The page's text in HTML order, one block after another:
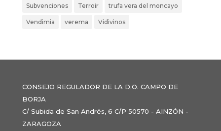
Subvenciones Terroir trufa vera del moncayo
Vendimia verema Vidivinos
CONSEJO REGULADOR DE LA D.O. CAMPO DE
BORJA
C/ Subida de San Andrés, 6 C/P 50570 - AINZÓN -
ZARAGOZA